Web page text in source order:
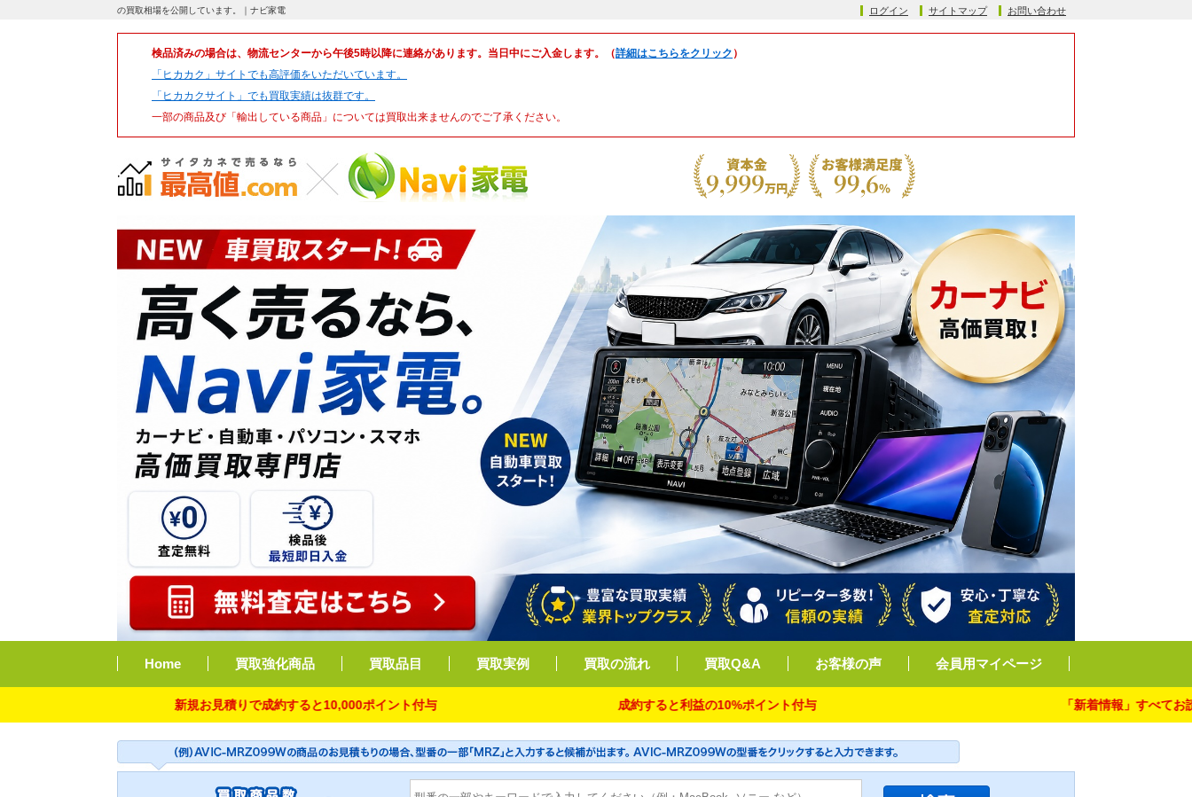
の買取相場を公開しています。｜ナビ家電 ログイン サイトマップ お問い合わせ
検品済みの場合は、物流センターから午後5時以降に連絡があります。当日中にご入金します。（詳細はこちらをクリック ）
「ヒカカク」サイトでも高評価をいただいています。
「ヒカカクサイト」でも買取実績は抜群です。
一部の商品及び「輸出している商品」については買取出来ませんのでご了承ください。
Home 買取強化商品 買取品目 買取実例 買取の流れ 買取Q&A お客様の声 会員用マイページ
新規お見積りで成約すると10,000ポイント付与 成約すると利益の10%ポイント付与 「新着情報」すべてお読み下さ